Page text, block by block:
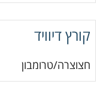
קורץ דיוויד
חצוצרה/טרומבון